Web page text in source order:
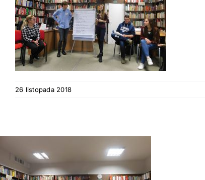
26 listopada 2018